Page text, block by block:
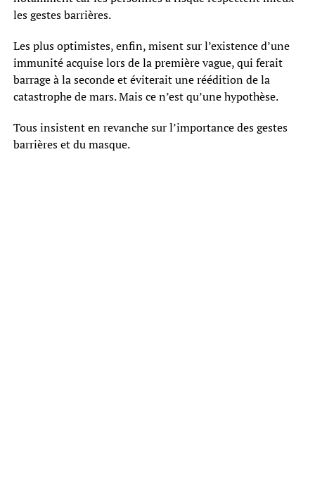
les gestes barrières.
Les plus optimistes, enfin, misent sur l’existence d’une
immunité acquise lors de la première vague, qui ferait
barrage à la seconde et éviterait une réédition de la
catastrophe de mars. Mais ce n’est qu’une hypothèse.
Tous insistent en revanche sur l’importance des gestes
barrières et du masque.